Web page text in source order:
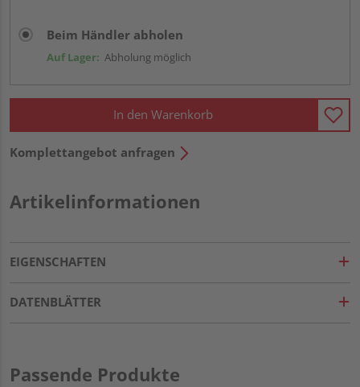
Beim Händler abholen
Auf Lager: Abholung möglich
In den Warenkorb
Komplettangebot anfragen
Artikelinformationen
EIGENSCHAFTEN
DATENBLÄTTER
Passende Produkte